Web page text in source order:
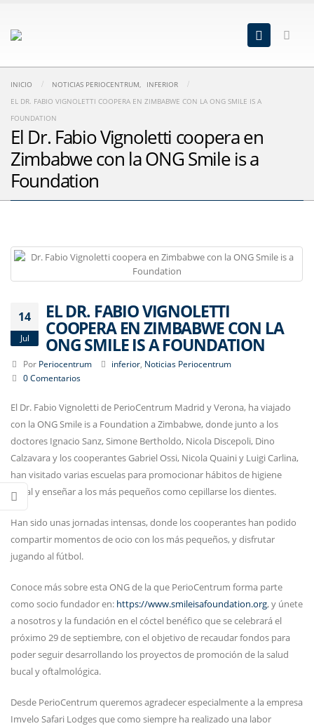
INICIO NOTICIAS PERIOCENTRUM,
INFERIOR
EL DR. FABIO VIGNOLETTI COOPERA EN ZIMBABWE CON LA ONG SMILE IS A
FOUNDATION
El Dr. Fabio Vignoletti coopera en
Zimbabwe con la ONG Smile is a
Foundation
14
Jul
EL DR. FABIO VIGNOLETTI
COOPERA EN ZIMBABWE CON LA
ONG SMILE IS A FOUNDATION
Por Periocentrum inferior Noticias Periocentrum
0 Comentarios
El Dr. Fabio Vignoletti de PerioCentrum Madrid y Verona, ha viajado
con la ONG Smile is a Foundation a Zimbabwe, donde junto a los
doctores Ignacio Sanz, Simone Bertholdo, Nicola Discepoli, Dino
Calzavara y los cooperantes Gabriel Ossi, Nicola Quaini y Luigi Carlina,
han visitado varias escuelas para promocionar hábitos de higiene
bucal y enseñar a los más pequeños como cepillarse los dientes.
Han sido unas jornadas intensas, donde los cooperantes han podido
compartir momentos de ocio con los más pequeños, y disfrutar
jugando al fútbol.
Conoce más sobre esta ONG de la que PerioCentrum forma parte
como socio fundador en: https://www.smileisafoundation.org, y únete
a nosotros y la fundación en el cóctel benéfico que se celebrará el
próximo 29 de septiembre, con el objetivo de recaudar fondos para
poder seguir desarrollando los proyectos de promoción de la salud
bucal y oftalmológica.
Desde PerioCentrum queremos agradecer especialmente a la empresa
Imvelo Safari Lodges que como siempre ha realizado una labor